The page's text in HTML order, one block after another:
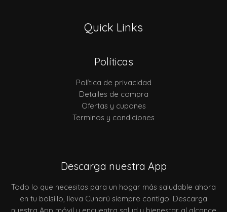
Quick Links
Políticas
Política de privacidad
Detalles de compra
Ofertas y cupones
Terminos y condiciones
Descarga nuestra App
Todo lo que necesitas para un hogar más saludable ahora
en tu bolsillo, lleva Cunarú siempre contigo. Descarga